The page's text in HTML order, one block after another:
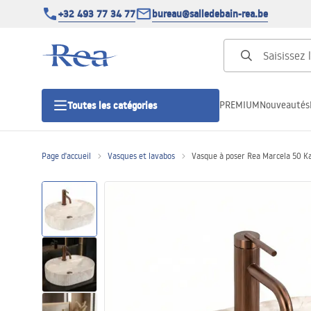
+32 493 77 34 77 bureau@salledebain-rea.be
Toutes les catégories
Portes de douche
Receveurs de douche
Caniveaux de douche
PREMIUMNouveautés
Page d'accueil Vasques et lavabos Vasque à poser Rea Marcela 50